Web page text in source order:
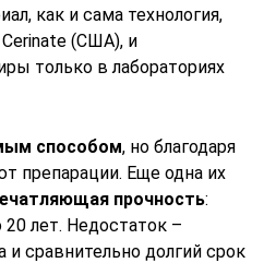
как и сама технология,
(США), и
только в лабораториях
способом, но благодаря
препарации. Еще одна их
прочность:
лет. Недостаток –
сравнительно долгий срок